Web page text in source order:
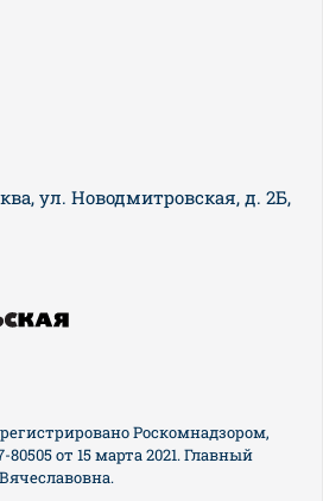
ул. Новодмитровская, д. 2Б,
Роскомнадзором,
от 15 марта 2021. Главный